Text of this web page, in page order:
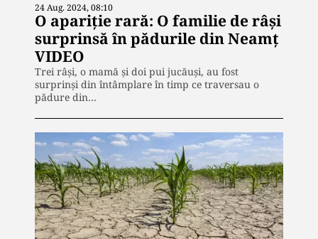
24 Aug. 2024, 08:10
O apariție rară: O familie de râși
surprinsă în pădurile din Neamț
VIDEO
Trei râși, o mamă și doi pui jucăuși, au fost
surprinși din întâmplare în timp ce traversau o
pădure din…